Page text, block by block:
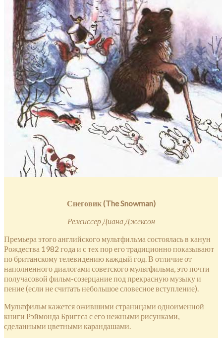
Снеговик (TheSnowman)
Режиссер Диана Джексон
Премьера этого английского мультфильма состоялась в канун
Рождества 1982 года и с тех пор его традиционно показывают
по британскому телевидению каждый год. В отличие от
наполненного диалогами советского мультфильма, это почти
получасовой фильм-созерцание под прекрасную музыку и
пение (если не считать небольшое словесное вступление).
Мультфильм кажется ожившими страницами одноименной
книги Рэймонда Бриггса с его нежными рисунками,
сделанными цветными карандашами.